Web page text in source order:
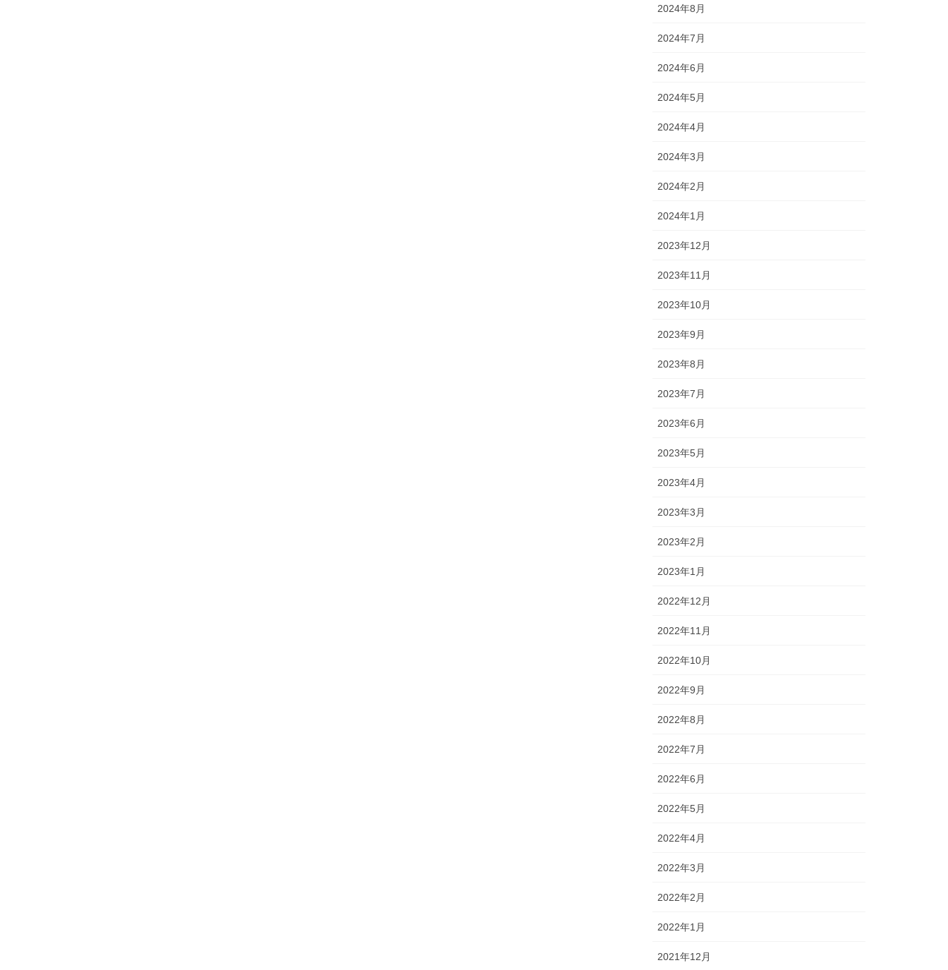
2024年8月
2024年7月
2024年6月
2024年5月
2024年4月
2024年3月
2024年2月
2024年1月
2023年12月
2023年11月
2023年10月
2023年9月
2023年8月
2023年7月
2023年6月
2023年5月
2023年4月
2023年3月
2023年2月
2023年1月
2022年12月
2022年11月
2022年10月
2022年9月
2022年8月
2022年7月
2022年6月
2022年5月
2022年4月
2022年3月
2022年2月
2022年1月
2021年12月